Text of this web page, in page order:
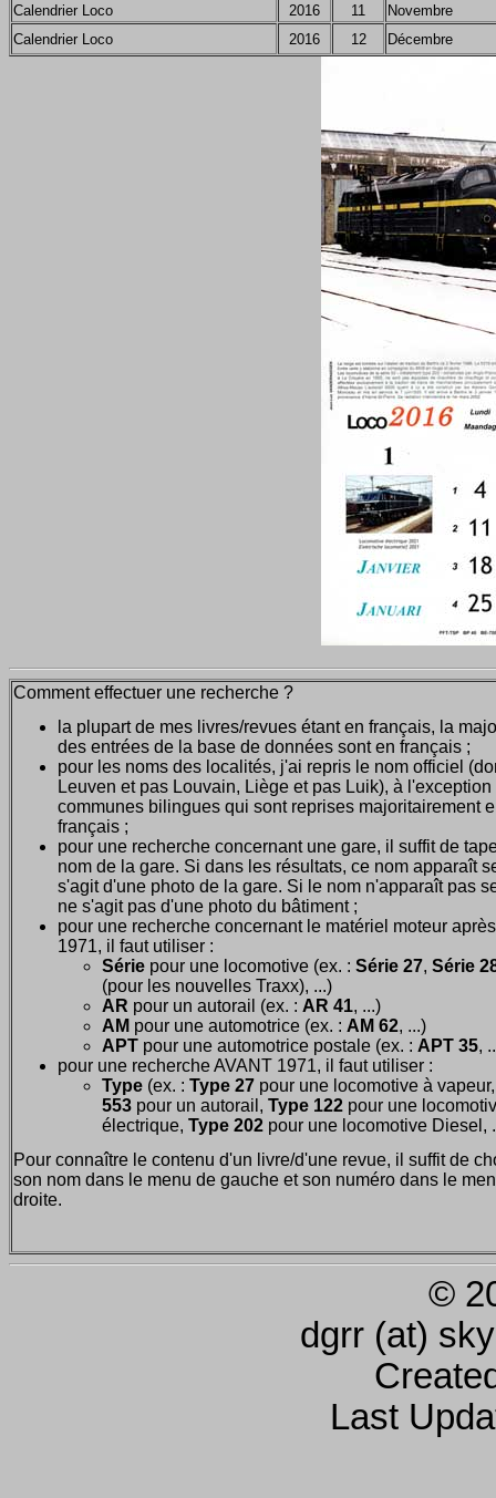
Calendrier Loco
2016 11
Novembre
Calendrier Loco
2016 12 Décembre
Comment effectuer une recherche ?
la plupart de mes livres/revues étant en français, la
des entrées de la base de données sont en français ;
pour les noms des localités, j'ai repris le nom officiel
Leuven et pas Louvain, Liège et pas Luik), à l'exception
communes bilingues qui sont reprises majoritairement
français ;
pour une recherche concernant une gare, il suffit de
nom de la gare. Si dans les résultats, ce nom apparaît
s'agit d'une photo de la gare. Si le nom n'apparaît pas
ne s'agit pas d'une photo du bâtiment ;
pour une recherche concernant le matériel moteur après
1971, il faut utiliser :
Série pour une locomotive (ex. : Série 27, Série
(pour les nouvelles Traxx), ...)
AR pour un autorail (ex. : AR 41, ...)
AM pour une automotrice (ex. : AM 62, ...)
APT pour une automotrice postale (ex. : APT 35,
pour une recherche AVANT 1971, il faut utiliser :
Type (ex. : Type 27 pour une locomotive à
553 pour un autorail, Type 122 pour une
électrique, Type 202 pour une locomotive Diesel,
Pour connaître le contenu d'un livre/d'une revue, il suffit de
son nom dans le menu de gauche et son numéro dans le
droite.
©
dgrr (at)
Last